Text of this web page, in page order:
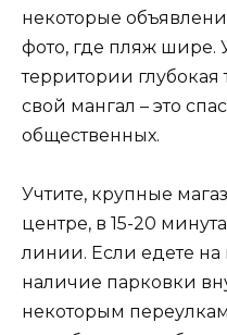
некоторые
фото, где пляж шире.
территории
свой мангал – это
общественных.
Учтите, крупные
центре, в 15-20
линии. Если едете
наличие парковки
некоторым